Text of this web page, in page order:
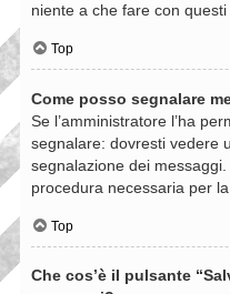
niente a che fare con questi
Top
Come posso segnalare
Se l’amministratore l’ha
segnalare: dovresti vedere
segnalazione dei
procedura necessaria per
Top
Che cos’è il pulsante